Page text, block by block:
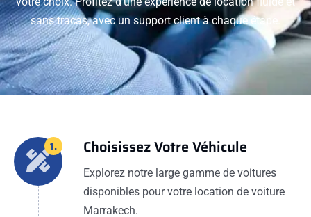
sans tracas, avec un support client à chaque étape.
1. Choisissez Votre Véhicule
Explorez notre large gamme de voitures
disponibles pour votre location de voiture
Marrakech.